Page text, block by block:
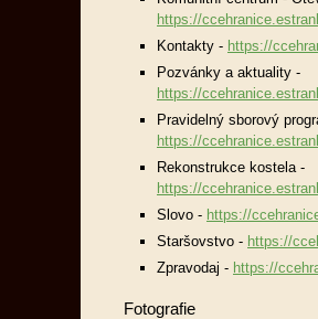
https://
Kontakty - https://
Pozvánky a aktuality -
https://
Pravidelný sborový
https://
Rekonstrukce kostela -
https://
Slovo - https://
Staršovstvo - https://
Zpravodaj - https://
Fotografie